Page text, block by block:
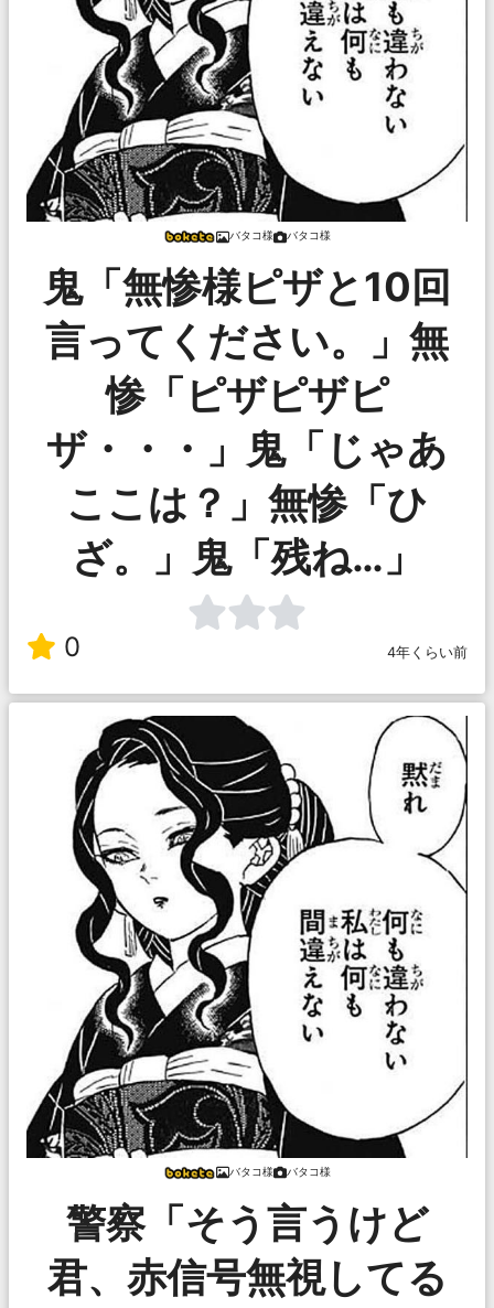
バタコ様 バタコ様
鬼「無惨様ピザと10回
言ってください。」無
惨「ピザピザピ
ザ・・・」鬼「じゃあ
ここは？」無惨「ひ
ざ。」鬼「残ね…」
0 4年くらい前
バタコ様 バタコ様
警察「そう言うけど
君、赤信号無視してる